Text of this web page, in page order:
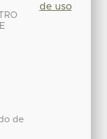
de
de uso